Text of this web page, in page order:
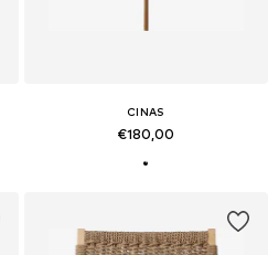
CINAS
€180,00